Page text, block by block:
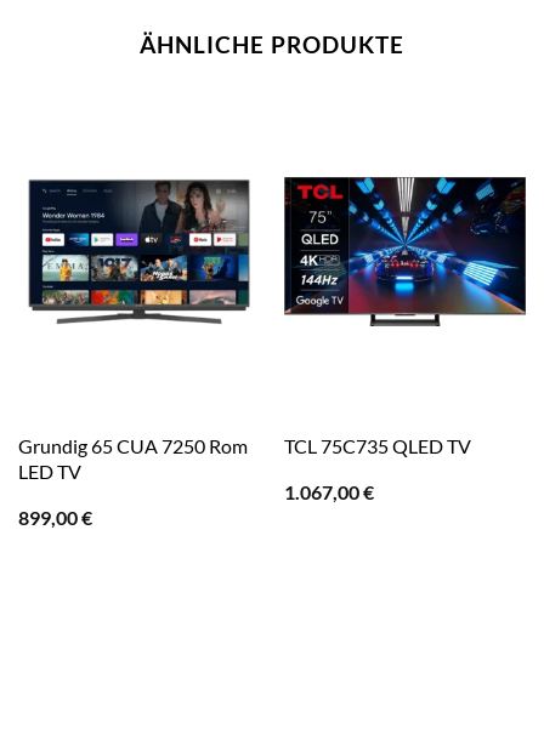
ÄHNLICHE PRODUKTE
Grundig 65 CUA 7250 Rom
LED TV
899,00€
TCL 75C735 QLED TV
1.067,00€